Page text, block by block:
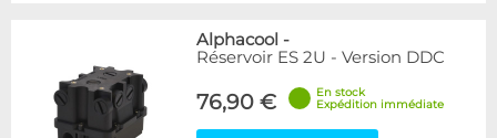
Alphacool -
Réservoir ES 2U - Version DDC
76,90 €
En stock
Expédition immédiate